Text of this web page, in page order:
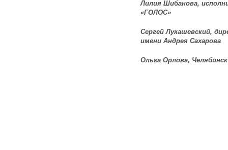
Лилия Шибанова,
«ГОЛОС»
Сергей Лукашевский,
имени Андрея Сахарова
Ольга Орлова, Челябинск